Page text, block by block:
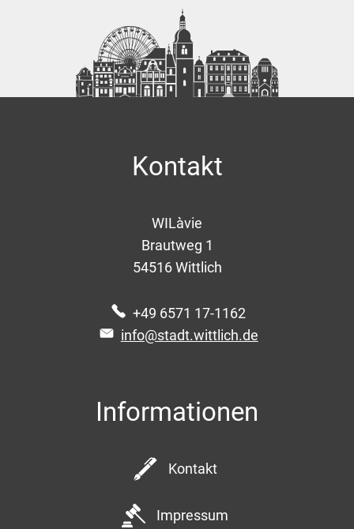
Kontakt
WILàvie
Brautweg 1
54516 Wittlich
+49 6571 17-1162
info@stadt.wittlich.de
Informationen
Kontakt
Impressum